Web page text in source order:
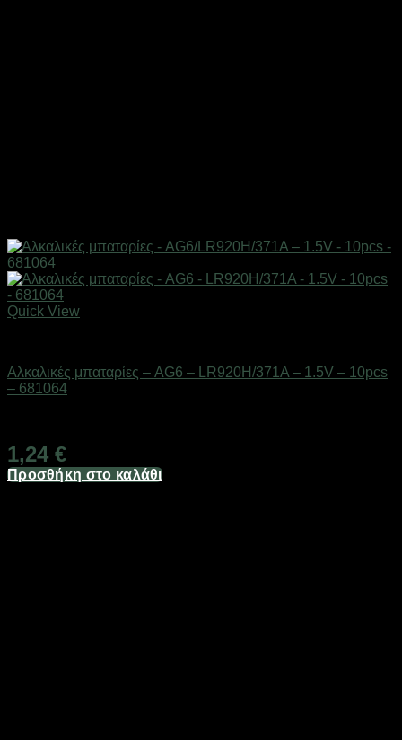
Quick View
Αλκαλικές μπαταρίες – AG6 – LR920H/371A – 1.5V – 10pcs
– 681064
1,24 €
Προσθήκη στο καλάθι